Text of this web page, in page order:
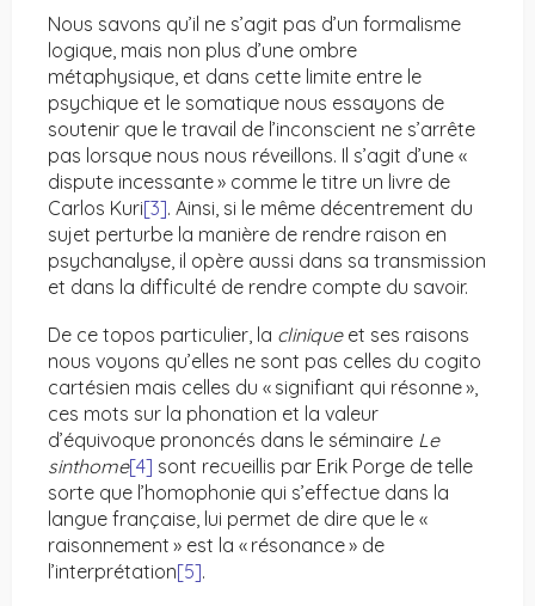
Nous savons qu’il ne s’agit pas d’un formalisme
logique, mais non plus d’une ombre
métaphysique, et dans cette limite entre le
psychique et le somatique nous essayons de
soutenir que le travail de l’inconscient ne s’arrête
pas lorsque nous nous réveillons. Il s’agit d’une «
dispute incessante » comme le titre un livre de
Carlos Kuri[3]. Ainsi, si le même décentrement du
sujet perturbe la manière de rendre raison en
psychanalyse, il opère aussi dans sa transmission
et dans la difficulté de rendre compte du savoir.
De ce topos particulier, la cliniqueet ses raisons
nous voyons qu’elles ne sont pas celles du cogito
cartésien mais celles du « signifiant qui résonne »,
ces mots sur la phonation et la valeur
d’équivoque prononcés dans le séminaire Le
sinthome[4] sont recueillis par Erik Porge de telle
sorte que l’homophonie qui s’effectue dans la
langue française, lui permet de dire que le «
raisonnement » est la « résonance » de
l’interprétation[5].